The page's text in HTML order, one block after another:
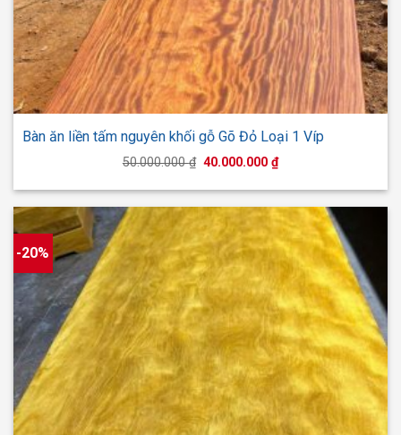
Bàn ăn liền tấm nguyên khối gỗ Gõ Đỏ Loại 1 Víp
50.000.000₫ Giá
là:
40.000.000₫Giá
hiện
tại
40.000.000 ₫.
-20%